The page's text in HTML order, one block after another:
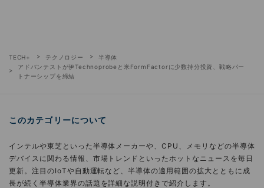
TECH+ テクノロジー
半導体
アドバンテストが伊Technoprobeと米FormFactorに少数持分投資、戦略パー
トナーシップを締結
このカテゴリーについて
インテルや東芝といった半導体メーカーや、CPU、メモリなどの半導体
デバイスに関わる情報、市場トレンドといったホットなニュースを毎日
更新。注目のIoTや自動運転など、半導体の適用範囲の拡大とともに成
長が続く半導体業界の話題を詳細な説明付きで紹介します。